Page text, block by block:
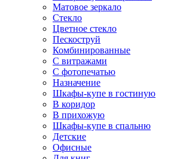
Матовое зеркало
Стекло
Цветное стекло
Пескоструй
Комбинированные
С витражами
С фотопечатью
Назначение
Шкафы-купе в гостиную
В коридор
В прихожую
Шкафы-купе в спальню
Детские
Офисные